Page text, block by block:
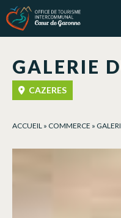
GALERIE
CAZERES
ACCUEIL » COMMERCE »
Panel de gestión de cookies